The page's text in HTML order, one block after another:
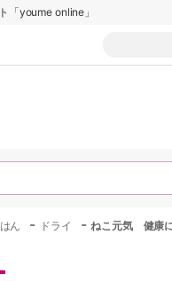
「youme online」
ん - ドライ -ねこ元気 健康に